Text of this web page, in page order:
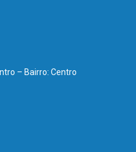
– Bairro: Centro